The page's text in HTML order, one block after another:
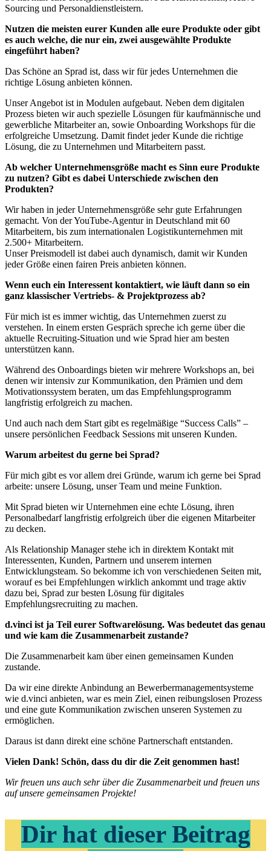
Sourcing und Personaldienstleistern.
Nutzen die meisten eurer Kunden alle eure Produkte oder gibt
es auch welche, die nur ein, zwei ausgewählte Produkte
eingeführt haben?
Das Schöne an Sprad ist, dass wir für jedes Unternehmen die
richtige Lösung anbieten können.
Unser Angebot ist in Modulen aufgebaut. Neben dem digitalen
Prozess bieten wir auch spezielle Lösungen für kaufmännische und
gewerbliche Mitarbeiter an, sowie Onboarding Workshops für die
erfolgreiche Umsetzung. Damit findet jeder Kunde die richtige
Lösung, die zu Unternehmen und Mitarbeitern passt.
Ab welcher Unternehmensgröße macht es Sinn eure Produkte
zu nutzen? Gibt es dabei Unterschiede zwischen den
Produkten?
Wir haben in jeder Unternehmensgröße sehr gute Erfahrungen
gemacht. Von der YouTube-Agentur in Deutschland mit 60
Mitarbeitern, bis zum internationalen Logistikunternehmen mit
2.500+ Mitarbeitern.
Unser Preismodell ist dabei auch dynamisch, damit wir Kunden
jeder Größe einen fairen Preis anbieten können.
Wenn euch ein Interessent kontaktiert, wie läuft dann so ein
ganz klassischer Vertriebs- & Projektprozess ab?
Für mich ist es immer wichtig, das Unternehmen zuerst zu
verstehen. In einem ersten Gespräch spreche ich gerne über die
aktuelle Recruiting-Situation und wie Sprad hier am besten
unterstützen kann.
Während des Onboardings bieten wir mehrere Workshops an, bei
denen wir intensiv zur Kommunikation, den Prämien und dem
Motivationssystem beraten, um das Empfehlungsprogramm
langfristig erfolgreich zu machen.
Und auch nach dem Start gibt es regelmäßige “Success Calls” –
unsere persönlichen Feedback Sessions mit unseren Kunden.
Warum arbeitest du gerne bei Sprad?
Für mich gibt es vor allem drei Gründe, warum ich gerne bei Sprad
arbeite: unsere Lösung, unser Team und meine Funktion.
Mit Sprad bieten wir Unternehmen eine echte Lösung, ihren
Personalbedarf langfristig erfolgreich über die eigenen Mitarbeiter
zu decken.
Als Relationship Manager stehe ich in direktem Kontakt mit
Interessenten, Kunden, Partnern und unserem internen
Entwicklungsteam. So bekomme ich von verschiedenen Seiten mit,
worauf es bei Empfehlungen wirklich ankommt und trage aktiv
dazu bei, Sprad zur besten Lösung für digitales
Empfehlungsrecruiting zu machen.
d.vinci ist ja Teil eurer Softwarelösung. Was bedeutet das genau
und wie kam die Zusammenarbeit zustande?
Die Zusammenarbeit kam über einen gemeinsamen Kunden
zustande.
Da wir eine direkte Anbindung an Bewerbermanagementsysteme
wie d.vinci anbieten, war es mein Ziel, einen reibungslosen Prozess
und eine gute Kommunikation zwischen unseren Systemen zu
ermöglichen.
Daraus ist dann direkt eine schöne Partnerschaft entstanden.
Vielen Dank! Schön, dass du dir die Zeit genommen hast!
Wir freuen uns auch sehr über die Zusammenarbeit und freuen uns
auf unsere gemeinsamen Projekte!
Dir hat dieser Beitrag